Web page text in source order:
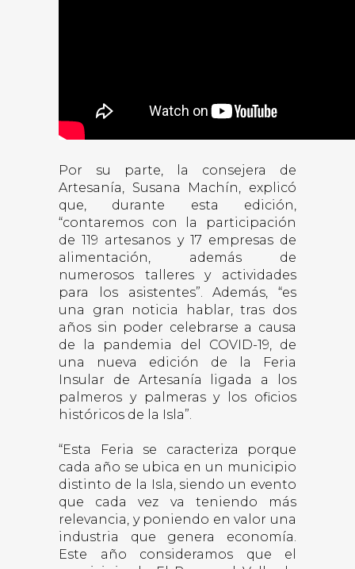
Por su parte, la consejera de
Artesanía, Susana Machín, explicó
que, durante esta edición,
“contaremos con la participación
de 119 artesanos y 17 empresas de
alimentación, además de
numerosos talleres y actividades
para los asistentes”. Además, “es
una gran noticia hablar, tras dos
años sin poder celebrarse a causa
de la pandemia del COVID-19, de
una nueva edición de la Feria
Insular de Artesanía ligada a los
palmeros y palmeras y los oficios
históricos de la Isla”.
“Esta Feria se caracteriza porque
cada año se ubica en un municipio
distinto de la Isla, siendo un evento
que cada vez va teniendo más
relevancia, y poniendo en valor una
industria que genera economía.
Este año consideramos que el